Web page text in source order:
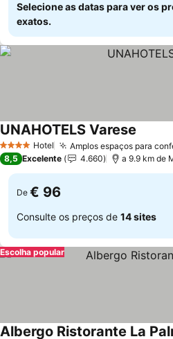
Selecione as datas para ver os
exatos.
4 EstrelasHotel Amplos espaços para
UNAHOTELS Varese
8,5 Excelente 4.660 a 9.9 km de
De € 96
Consulte os preços de 14 sites
Escolha popular
Albergo Ristorante La